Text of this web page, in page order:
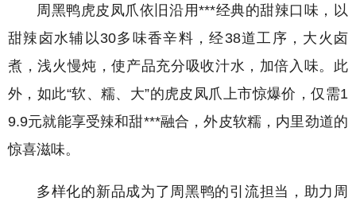
周黑鸭虎皮凤爪依旧沿用***经典的甜辣口味，以
甜辣卤水辅以30多味香辛料，经38道工序，大火卤
煮，浅火慢炖，使产品充分吸收汁水，加倍入味。此
外，如此“软、糯、大”的虎皮凤爪上市惊爆价，仅需1
9.9元就能享受辣和甜***融合，外皮软糯，内里劲道的
惊喜滋味。
多样化的新品成为了周黑鸭的引流担当，助力周